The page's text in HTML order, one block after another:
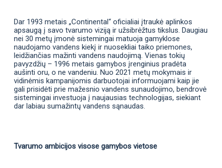
Dar 1993 metais „Continental“ oficialiai įtraukė aplinkos
apsaugą į savo tvarumo viziją ir užsibrėžtus tikslus. Daugiau
nei 30 metų įmonė sistemingai matuoja gamyklose
naudojamo vandens kiekį ir nuosekliai taiko priemones,
leidžiančias mažinti vandens naudojimą. Vienas tokių
pavyzdžių – 1996 metais gamybos įrenginius pradėta
aušinti oru, o ne vandeniu. Nuo 2021 metų mokymais ir
vidinėmis kampanijomis darbuotojai informuojami kaip jie
gali prisidėti prie mažesnio vandens sunaudojimo, bendrovė
sistemingai investuoja į naujausias technologijas, siekiant
dar labiau sumažintų vandens sąnaudas.
Tvarumo ambicijos visose gamybos vietose